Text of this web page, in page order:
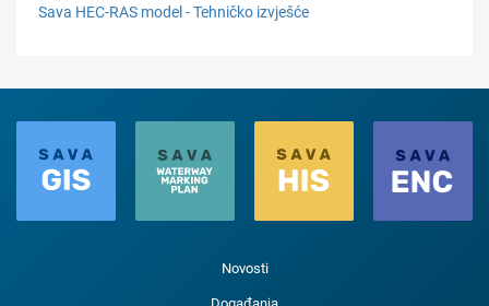
Sava HEC-RAS model - Tehničko izvješće
Novosti